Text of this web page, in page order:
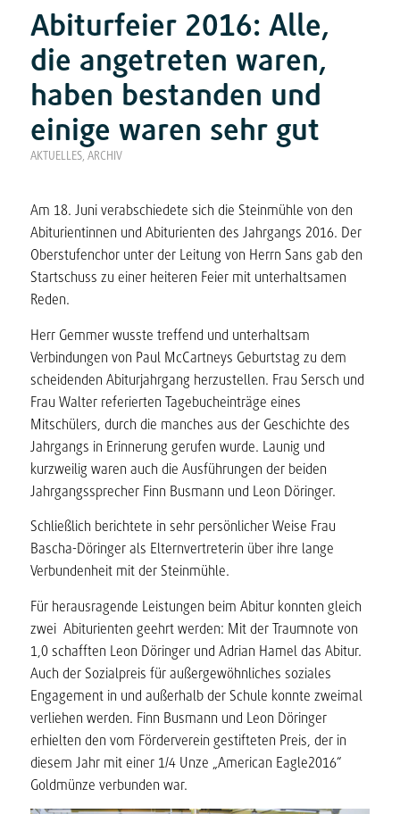
Abiturfeier 2016: Alle,
die angetreten waren,
haben bestanden und
einige waren sehr gut
AKTUELLES, ARCHIV
Am 18. Juni verabschiedete sich die Steinmühle von den
Abiturientinnen und Abiturienten des Jahrgangs 2016. Der
Oberstufenchor unter der Leitung von Herrn Sans gab den
Startschuss zu einer heiteren Feier mit unterhaltsamen
Reden.
Herr Gemmer wusste treffend und unterhaltsam
Verbindungen von Paul McCartneys Geburtstag zu dem
scheidenden Abiturjahrgang herzustellen. Frau Sersch und
Frau Walter referierten Tagebucheinträge eines
Mitschülers, durch die manches aus der Geschichte des
Jahrgangs in Erinnerung gerufen wurde. Launig und
kurzweilig waren auch die Ausführungen der beiden
Jahrgangssprecher Finn Busmann und Leon Döringer.
Schließlich berichtete in sehr persönlicher Weise Frau
Bascha-Döringer als Elternvertreterin über ihre lange
Verbundenheit mit der Steinmühle.
Für herausragende Leistungen beim Abitur konnten gleich
zwei Abiturienten geehrt werden: Mit der Traumnote von
1,0 schafften Leon Döringer und Adrian Hamel das Abitur.
Auch der Sozialpreis für außergewöhnliches soziales
Engagement in und außerhalb der Schule konnte zweimal
verliehen werden. Finn Busmann und Leon Döringer
erhielten den vom Förderverein gestifteten Preis, der in
diesem Jahr mit einer 1/4 Unze „American Eagle2016“
Goldmünze verbunden war.